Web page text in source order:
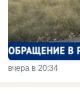
вчера в 20:34